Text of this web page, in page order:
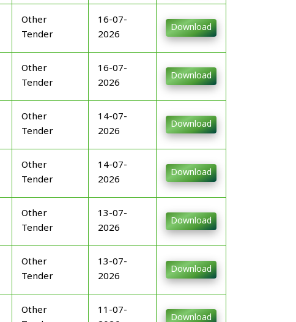
Other
Tender
16-07-
2026
Download
Other
Tender
16-07-
2026
Download
Other
Tender
14-07-
2026
Download
Other
Tender
14-07-
2026
Download
Other
Tender
13-07-
2026
Download
Other
Tender
13-07-
2026
Download
Other
11-07-
Download